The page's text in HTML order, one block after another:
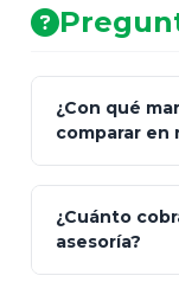
¿Con qué
comparar en
¿Cuánto
asesoría?